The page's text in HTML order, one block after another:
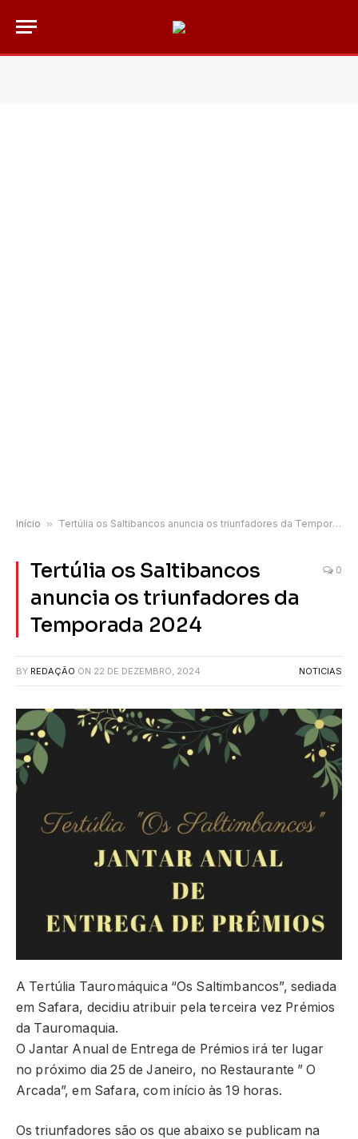
Início » Tertúlia os Saltibancos anuncia os triunfadores da Temporada 2024
Tertúlia os Saltibancos
anuncia os triunfadores da
Temporada 2024
0
BY REDAÇÃO ON 22 DE DEZEMBRO, 2024 NOTICIAS
A Tertúlia Tauromáquica “Os Saltimbancos”, sediada
em Safara, decidiu atribuir pela terceira vez Prémios
da Tauromaquia.
O Jantar Anual de Entrega de Prémios irá ter lugar
no próximo dia 25 de Janeiro, no Restaurante ” O
Arcada”, em Safara, com início às 19 horas.
Os triunfadores são os que abaixo se publicam na